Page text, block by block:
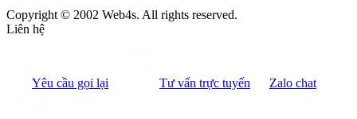
Copyright © 2002 Web4s. All rights reserved.
Liên hệ
Yêu cầu gọi lại Tư vấn trực tuyến Zalo chat